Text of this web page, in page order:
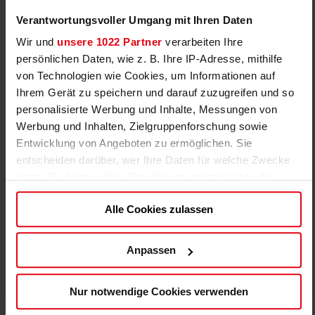
Verantwortungsvoller Umgang mit Ihren Daten
Wir und unsere 1022 Partner verarbeiten Ihre
persönlichen Daten, wie z. B. Ihre IP-Adresse, mithilfe
von Technologien wie Cookies, um Informationen auf
Ihrem Gerät zu speichern und darauf zuzugreifen und so
personalisierte Werbung und Inhalte, Messungen von
Werbung und Inhalten, Zielgruppenforschung sowie
Entwicklung von Angeboten zu ermöglichen. Sie
entscheiden darüber, wer Ihre Daten für welche Zwecke
Cookie-Erklärung oder durch Klicken auf das Privacy
Trigger Symbol ändern oder widerrufen
Wenn Sie es erlauben, würden wir auch gerne:
Informationen über Ihre geografische Lage
können
Alle Cookies zulassen
Anpassen
Nur notwendige Cookies verwenden
Play
Betreuung mit Herz und Verstand – auch neben dem
Platz
🍽️ Rundum versorgt
Tägliches Mittagessen durch Bio-Caterer
Obst- und Getränkestationen
4 Tage Fußball pur